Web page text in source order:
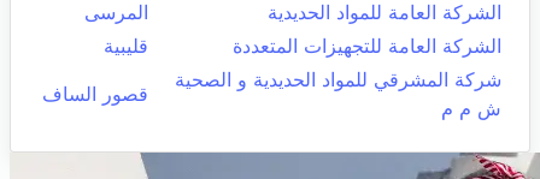
الشركة العامة للمواد الحديدية
المرسى
الشركة العامة للتجهيزات المتعددة
قليبية
شركة المشرقي للمواد الحديدية و الصحية
ش م م
قصور الساف